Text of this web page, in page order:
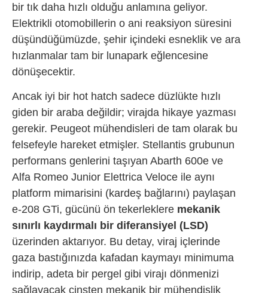
bir tık daha hızlı olduğu anlamına geliyor.
Elektrikli otomobillerin o ani reaksiyon süresini
düşündüğümüzde, şehir içindeki esneklik ve ara
hızlanmalar tam bir lunapark eğlencesine
dönüşecektir.
Ancak iyi bir hot hatch sadece düzlükte hızlı
giden bir araba değildir; virajda hikaye yazması
gerekir. Peugeot mühendisleri de tam olarak bu
felsefeyle hareket etmişler. Stellantis grubunun
performans genlerini taşıyan Abarth 600e ve
Alfa Romeo Junior Elettrica Veloce ile aynı
platform mimarisini (kardeş bağlarını) paylaşan
e-208 GTi, gücünü ön tekerleklere mekanik
sınırlı kaydırmalı bir diferansiyel (LSD)
üzerinden aktarıyor. Bu detay, viraj içlerinde
gaza bastığınızda kafadan kaymayı minimuma
indirip, adeta bir pergel gibi virajı dönmenizi
sağlayacak cinsten mekanik bir mühendislik